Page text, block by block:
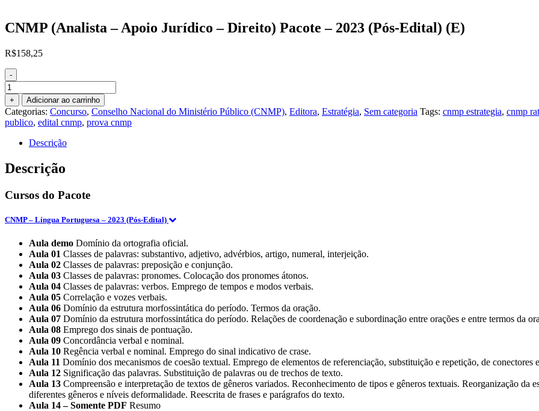
CNMP (Analista – Apoio Jurídico – Direito) Pacote – 2023 (Pós-Edital) (E)
R$158,25
-
CNMP
(Analista
-
Apoio
Jurídico
Direito)
Pacote
-
(Pós-
(E)
quantidade
+ Adicionar ao carrinho
Categorias: Concurso, Conselho Nacional do Ministério Público (CNMP), Editora, Estratégia, Sem categoria Tags: cnmp estrategia, cnmp
publico, edital cnmp, prova cnmp
Descrição
Descrição
Cursos do Pacote
CNMP – Língua Portuguesa – 2023 (Pós-Edital)
Aula demo Domínio da ortografia oficial.
Aula 01 Classes de palavras: substantivo, adjetivo, advérbios, artigo, numeral, interjeição.
Aula 02 Classes de palavras: preposição e conjunção.
Aula 03 Classes de palavras: pronomes. Colocação dos pronomes átonos.
Aula 04 Classes de palavras: verbos. Emprego de tempos e modos verbais.
Aula 05 Correlação e vozes verbais.
Aula 06 Domínio da estrutura morfossintática do período. Termos da oração.
Aula 07 Domínio da estrutura morfossintática do período. Relações de coordenação e subordinação entre orações e entre termos da
Aula 08 Emprego dos sinais de pontuação.
Aula 09 Concordância verbal e nominal.
Aula 10 Regência verbal e nominal. Emprego do sinal indicativo de crase.
Aula 11 Domínio dos mecanismos de coesão textual. Emprego de elementos de referenciação, substituição e repetição, de conectores
Aula 12 Significação das palavras. Substituição de palavras ou de trechos de texto.
Aula 13 Compreensão e interpretação de textos de gêneros variados. Reconhecimento de tipos e gêneros textuais. Reorganização da
diferentes gêneros e níveis deformalidade. Reescrita de frases e parágrafos do texto.
Aula 14 – Somente PDF Resumo